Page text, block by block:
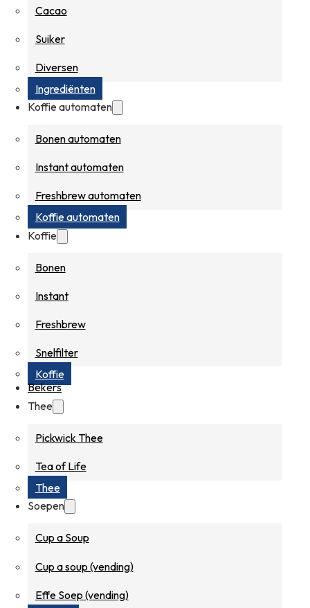
Cacao
Suiker
Diversen
Ingrediënten
Koffie automaten
Bonen automaten
Instant automaten
Freshbrew automaten
Koffie automaten
Koffie
Bonen
Instant
Freshbrew
Snelfilter
Koffie
Bekers
Thee
Pickwick Thee
Tea of Life
Thee
Soepen
Cup a Soup
Cup a soup (vending)
Effe Soep (vending)